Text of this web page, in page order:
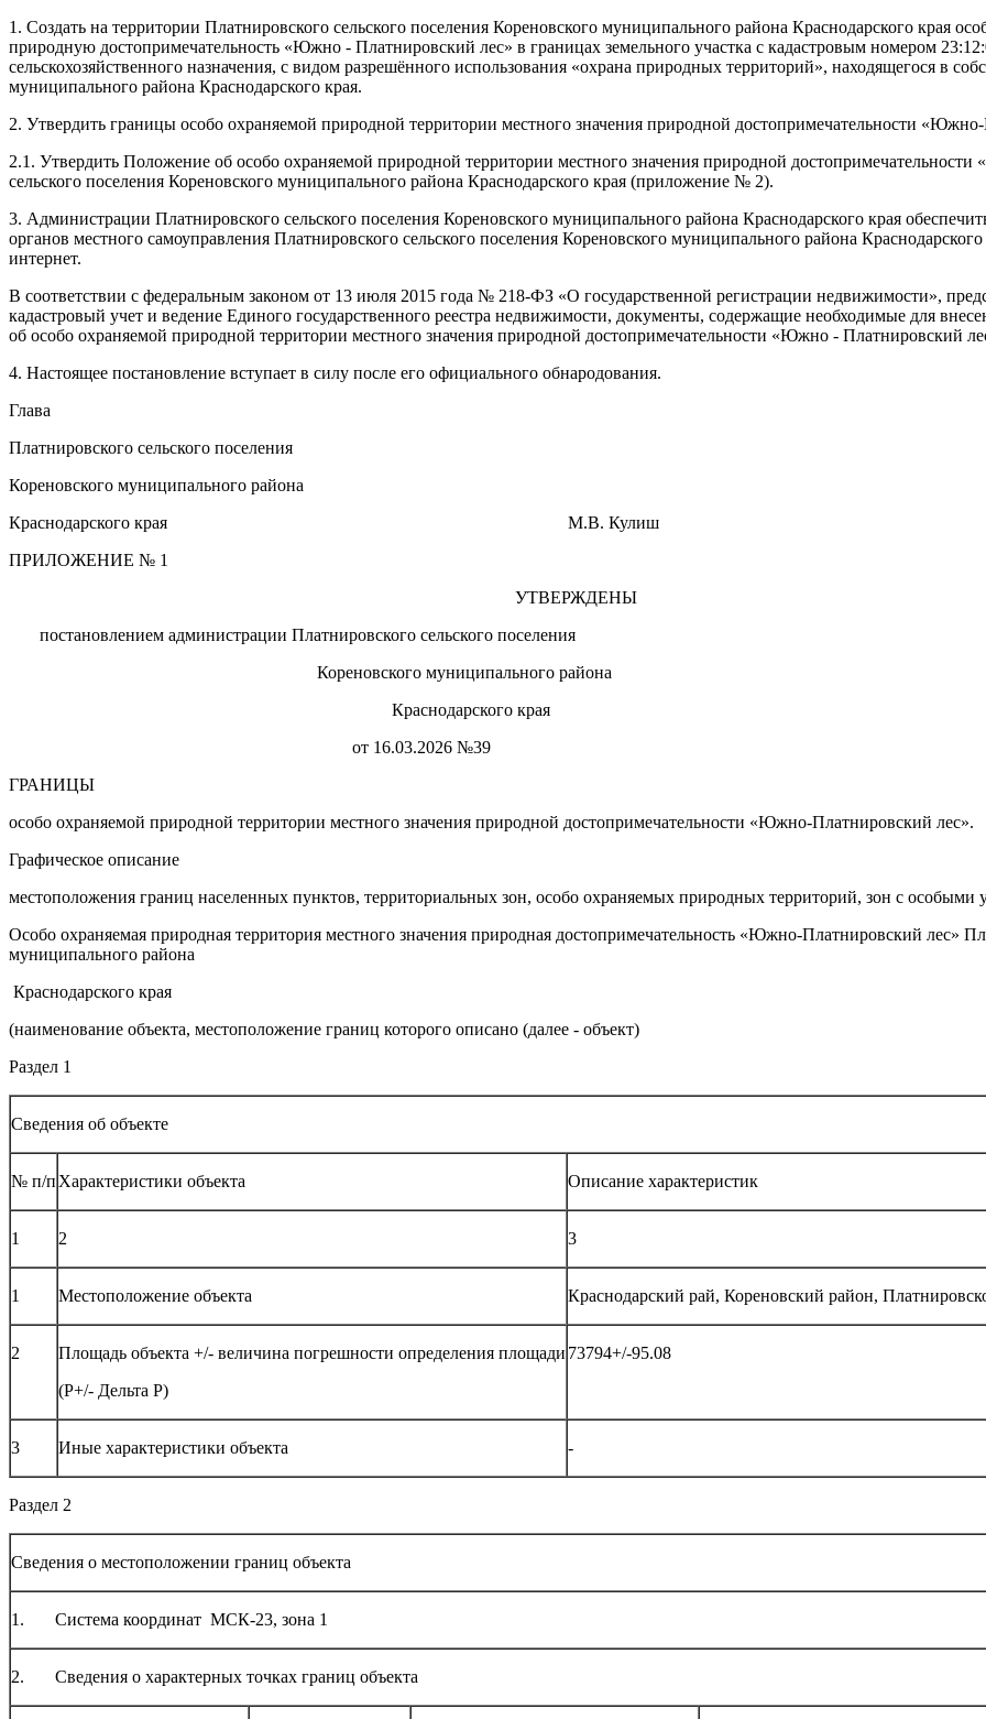
1. Создать на территории Платнировского сельского поселения Кореновского муниципального района Краснодарского края
природную достопримечательность «Южно - Платнировский лес» в границах земельного участка с кадастровым номером
сельскохозяйственного назначения, с видом разрешённого использования «охрана природных территорий», находящегося в
муниципального района Краснодарского края.
2. Утвердить границы особо охраняемой природной территории местного значения природной достопримечательности
2.1. Утвердить Положение об особо охраняемой природной территории местного значения природной
сельского поселения Кореновского муниципального района Краснодарского края (приложение № 2).
3. Администрации Платнировского сельского поселения Кореновского муниципального района Краснодарского края
органов местного самоуправления Платнировского сельского поселения Кореновского муниципального района
интернет.
В соответствии с федеральным законом от 13 июля 2015 года № 218-ФЗ «О государственной регистрации недвижимости»,
кадастровый учет и ведение Единого государственного реестра недвижимости, документы, содержащие необходимые для
об особо охраняемой природной территории местного значения природной достопримечательности «Южно - Платнировский
4. Настоящее постановление вступает в силу после его официального обнародования.
Глава
Платнировского сельского поселения
Кореновского муниципального района
Краснодарского края М.В. Кулиш
ПРИЛОЖЕНИЕ № 1
УТВЕРЖДЕНЫ
постановлением администрации Платнировского сельского поселения
Кореновского муниципального района
Краснодарского края
от 16.03.2026 №39
ГРАНИЦЫ
особо охраняемой природной территории местного значения природной достопримечательности «Южно-Платнировский лес».
Графическое описание
местоположения границ населенных пунктов, территориальных зон, особо охраняемых природных территорий, зон с особыми
Особо охраняемая природная территория местного значения природная достопримечательность «Южно-Платнировский лес»
муниципального района
Краснодарского края
(наименование объекта, местоположение границ которого описано (далее - объект)
Раздел 1
Сведения об объекте
№ п/п Характеристики объекта Описание характеристик
1 2 3
1 Местоположение объекта Краснодарский рай, Кореновский район,
2
Площадь объекта +/- величина погрешности определения площади
(Р+/- Дельта Р)
73794+/-95.08
3 Иные характеристики объекта -
Раздел 2
Сведения о местоположении границ объекта
1. Система координат МСК-23, зона 1
2. Сведения о характерных точках границ объекта